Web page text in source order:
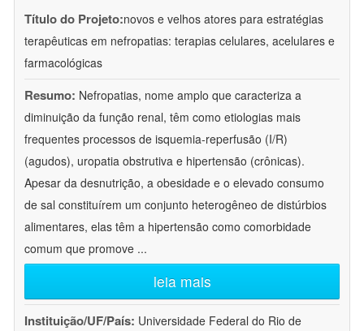
Título do Projeto:novos e velhos atores para estratégias
terapêuticas em nefropatias: terapias celulares, acelulares e
farmacológicas
Resumo: Nefropatias, nome amplo que caracteriza a
diminuição da função renal, têm como etiologias mais
frequentes processos de isquemia-reperfusão (I/R)
(agudos), uropatia obstrutiva e hipertensão (crônicas).
Apesar da desnutrição, a obesidade e o elevado consumo
de sal constituírem um conjunto heterogêneo de distúrbios
alimentares, elas têm a hipertensão como comorbidade
comum que promove ...
leia mais
Instituição/UF/País: Universidade Federal do Rio de